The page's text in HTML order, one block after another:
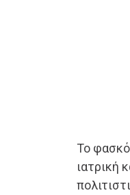
Το
ιατρική